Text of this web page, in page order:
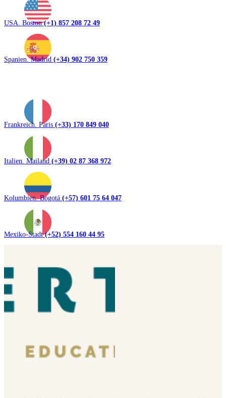
USA. Boston(+1) 857 208 72 49
Spanien. Madrid (+34) 902 750 359
Frankreich. Paris (+33) 170 849 040
Italien. Mailand (+39) 02 87 368 972
Kolumbien. Bogotá (+57) 601 75 64 047
Mexiko-Stadt(+52) 554 160 44 95